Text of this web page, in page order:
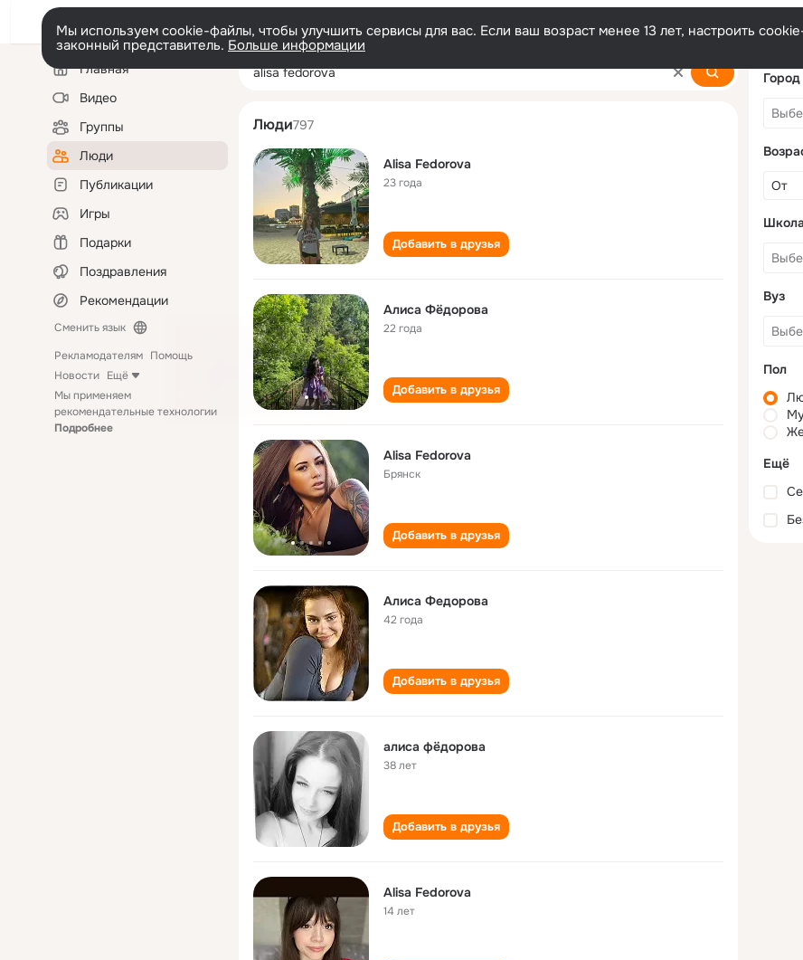
Мы используем cookie-файлы, чтобы улучшить сервисы для вас. Если ваш возраст менее 13 лет, настроить
законный представитель. Больше информации
Левая
колонкаГлавная
Видео
Группы
Люди
Публикации
Игры
Подарки
Поздравления
Рекомендации
Сменить язык
Рекламодателям Помощь
Новости Ещё
Мы применяем
рекомендательные технологии
Подробнее
alisa fedorova
Люди797
Alisa Fedorova
23 года
Добавить в друзья
Алиса Фёдорова
22 года
Добавить в друзья
Alisa Fedorova
Брянск
Добавить в друзья
Алиса Федорова
42 года
Добавить в друзья
алиса фёдорова
38 лет
Добавить в друзья
Alisa Fedorova
14 лет
Школа
Вуз
Пол
Ещё